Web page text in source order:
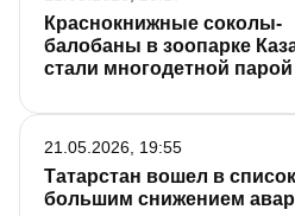
Краснокнижные соколы-
балобаны в зоопарке
стали многодетной парой
Татарстан вошел в
большим снижением
21.05.2026, 19:55